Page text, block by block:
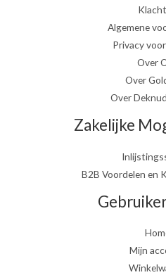
Algemene
Privacy
Over
Over
Over
Zakelijke
B2B Voordelen en
Mijn